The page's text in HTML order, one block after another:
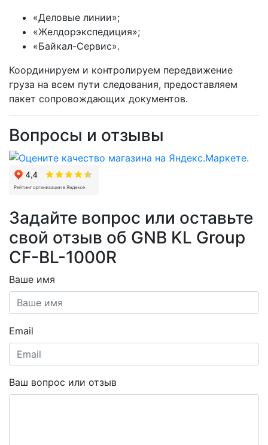
«Деловые линии»;
«Желдорэкспедиция»;
«Байкал-Сервис».
Координируем и контролируем передвижение
груза на всем пути следования, предоставляем
пакет сопровождающих документов.
Вопросы и отзывы
Задайте вопрос или оставьте
свой отзыв об GNB KL Group
CF-BL-1000R
Ваше имя
Email
Ваш вопрос или отзыв